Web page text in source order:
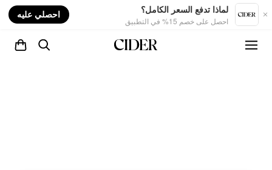
لماذا تدفع السعر الكامل؟
احصل على خصم 15% في التطبيق
احصلي عليه